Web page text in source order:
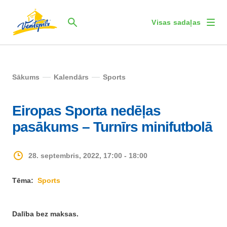
Visas sadaļas
Sākums Kalendārs Sports
Eiropas Sporta nedēļas
pasākums – Turnīrs minifutbolā
28. septembris, 2022, 17:00 - 18:00
Tēma: Sports
Dalība bez maksas.